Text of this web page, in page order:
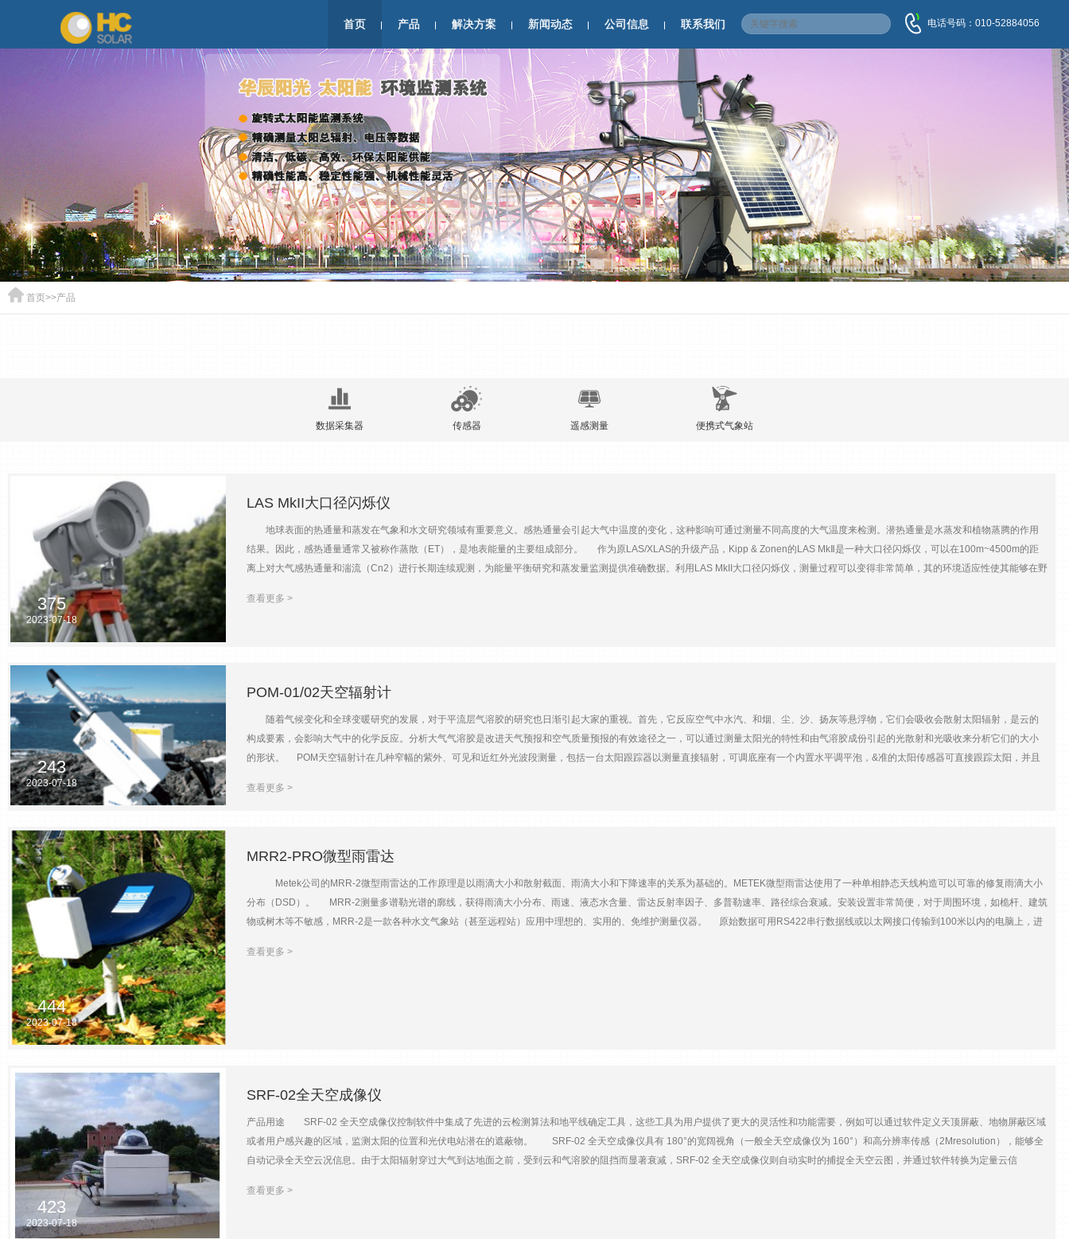
首页 产品 解决方案 新闻动态 公司信息 联系我们 电话号码：010-52884056
首页>>产品
数据采集器 传感器 遥感测量 便携式气象站
375
2023-07-18
LAS MkII大口径闪烁仪
地球表面的热通量和蒸发在气象和水文研究领域有重要意义。感热通量会引起大气中温度的变化，这种影响可通过测量不同高度的大气温度来检测。潜热通量是水蒸发和植物蒸腾的作用
结果。因此，感热通量通常又被称作蒸散（ET），是地表能量的主要组成部分。 作为原LAS/XLAS的升级产品，Kipp & Zonen的LAS MkⅡ是一种大口径闪烁仪，可以在100m~4500m的距
离上对大气感热通量和湍流（Cn2）进行长期连续观测，为能量平衡研究和蒸发量监测提供准确数据。利用LAS MkII大口径闪烁仪，测量过程可以变得非常简单，其的环境适应性使其能够在野
采集器能够存储数个月的测量数据和计算结果。为LAS MkII大口径闪烁仪产品开发的Evation软件能够帮助用户以图形的方式简单、直观地查看实时数据，并能提供数据后期处理功能。此外，
计算出感热通量和蒸腾，能用于水文监测、卫星监测数据地面验证、湍流特征、边界层能量平衡研究。LAS MkII大口径闪烁仪 特点配置简单，方便易用可加热发射端和接收端窗口，加上内置
的温度传感器调控，以消除冷环境影响在接收端和发射端都有防浪涌、超电压和闪电等标准保护措施支持实时数据显示对眼睛安全的近红外光源12V直流供电，使用方便数字与模拟两种输出接
口可与计算机直接连接LAS MkII大口径闪烁仪 主要技术参数路径长度：100~1000m（10cm口径）；250~4500m（15cm口径）波长：880nm闪烁带宽：10-17~10-12载波频率：
7k Hz（50%工作循环）数据接口：RS-232/422数字输出；0~2V模拟输出瞄准：内置水平或倾斜调节器加热装置：发射器：自调节镜头加热；接收器：可编程自动控制镜头加热数据处理：内
置数据采集器，实现Cn2、感热通量和其他参数的内部处理外部扩展：可选配传感器套件（含风速、温度和大气压力）供应要求：12VDV/6W（不加热情况下） 35W（加热状态下）工作温
查看更多 >
243
2023-07-18
POM-01/02天空辐射计
随着气候变化和全球变暖研究的发展，对于平流层气溶胶的研究也日渐引起大家的重视。首先，它反应空气中水汽、和烟、尘、沙、扬灰等悬浮物，它们会吸收会散射太阳辐射，是云的
构成要素，会影响大气中的化学反应。分析大气气溶胶是改进天气预报和空气质量预报的有效途径之一，可以通过测量太阳光的特性和由气溶胶成份引起的光散射和光吸收来分析它们的大小
的形状。 POM天空辐射计在几种窄幅的紫外、可见和近红外光波段测量，包括一台太阳跟踪器以测量直接辐射，可调底座有一个内置水平调平泡，&准的太阳传感器可直接跟踪太阳，并且
计，采用硅光二极管测量和旋转式过滤器来测量315nm~1020nm间的七个波段，来测量太阳光谱数据，这些数据通过研究人员的后期处理后即可得出各种大气参数，包括：光学厚度，散射系
阳跟踪器测量直接辐射，跟踪器带自动修正功能的太阳传感器可通过程序设置测量时间和循环，采集单一或所有滤光器的信号单个光学信号系统和探测器可提供高的稳定性通过兰利修正的方
光度计 UV、可见光、近红外光多波段光学滤光分光光度计 UV、可见光、增强近红外光探测器UV增强硅光电二极管硅光电二极管（紫外和可见光） InGaAs光电二极管（近红外光）跟踪器需
安装于带太阳位置传感器和降雨传感器的太阳跟踪器 波长315nm、400nm、500nm、675nm、870nm、940nm和1020nm315nm、340nm、380nm、400nm、500nm、675nm、870nm、
940nm、 1020nm、1600nm和2200nm半功率波宽3nm(315nm)，10nm(其他滤波器）3nm(315nm)，10nm(其他滤波器）波长**度2nm2nm可视半角1o1o软件Windows?控制和数据采集软
件，可设置仪器参数，天顶角、天空扫描等通讯RS232串口标准供电110/230VAC，50/60Hz， 可选24VDC防尘系统过滤器和风机采用AC供电温度范围-10~45℃-30~35℃低温选
查看更多 >
444
2023-07-18
MRR2-PRO微型雨雷达
Metek公司的MRR-2微型雨雷达的工作原理是以雨滴大小和散射截面、雨滴大小和下降速率的关系为基础的。METEK微型雨雷达使用了一种单相静态天线构造可以可靠的修复雨滴大小
分布（DSD）。 MRR-2测量多谱勒光谱的廓线，获得雨滴大小分布、雨速、液态水含量、雷达反射率因子、多普勒速率、路径综合衰减。安装设置非常简便，对于周围环境，如桅杆、建筑
物或树木等不敏感，MRR-2是一款各种水文气象站（甚至远程站）应用中理想的、实用的、免维护测量仪器。 原始数据可用RS422串行数据线或以太网接口传输到100米以内的电脑上，进
液态水含量（LWC）和其它微物理特性测量高度可达6000m，可取样30个分层，高度分辨率可调不受风、周围环境和海洋环境影响，无蒸发误差无需维护，长期无人值守操作大的采样容量导
查看更多 >
423
2023-07-18
SRF-02全天空成像仪
产品用途 SRF-02 全天空成像仪控制软件中集成了先进的云检测算法和地平线确定工具，这些工具为用户提供了更大的灵活性和功能需要，例如可以通过软件定义天顶屏蔽、地物屏蔽区域
或者用户感兴趣的区域，监测太阳的位置和光伏电站潜在的遮蔽物。 SRF-02 全天空成像仪具有 180°的宽阔视角（一般全天空成像仪为 160°）和高分辨率传感（2Mresolution），能够全
自动记录全天空云况信息。由于太阳辐射穿过大气到达地面之前，受到云和气溶胶的阻挡而显著衰减，SRF-02 全天空成像仪则自动实时的捕捉全天空云图，并通过软件转换为定量云信
· 太阳能发电 · 天气预报 · 大气环境 · 科研领域 · 海洋领域等 产品主要参数参数及型号SRF-02主机内嵌电脑主机/自动曝光图像解析度及存储格式1600 x 1200 pixels，JPEG
查看更多 >